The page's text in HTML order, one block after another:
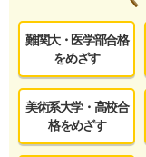
難関大・医学部合格
をめざす
美術系大学・高校合
格をめざす